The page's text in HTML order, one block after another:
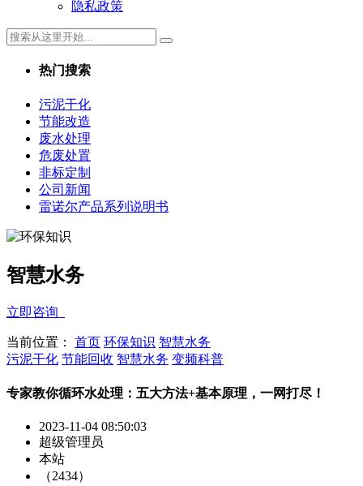
隐私政策
热门搜索
污泥干化
节能改造
废水处理
危废处置
非标定制
公司新闻
雷诺尔产品系列说明书
智慧水务
立即咨询
当前位置： 首页 环保知识 智慧水务
污泥干化 节能回收 智慧水务 变频科普
专家教你循环水处理：五大方法+基本原理，一网打尽！
2023-11-04 08:50:03
超级管理员
本站
（2434）